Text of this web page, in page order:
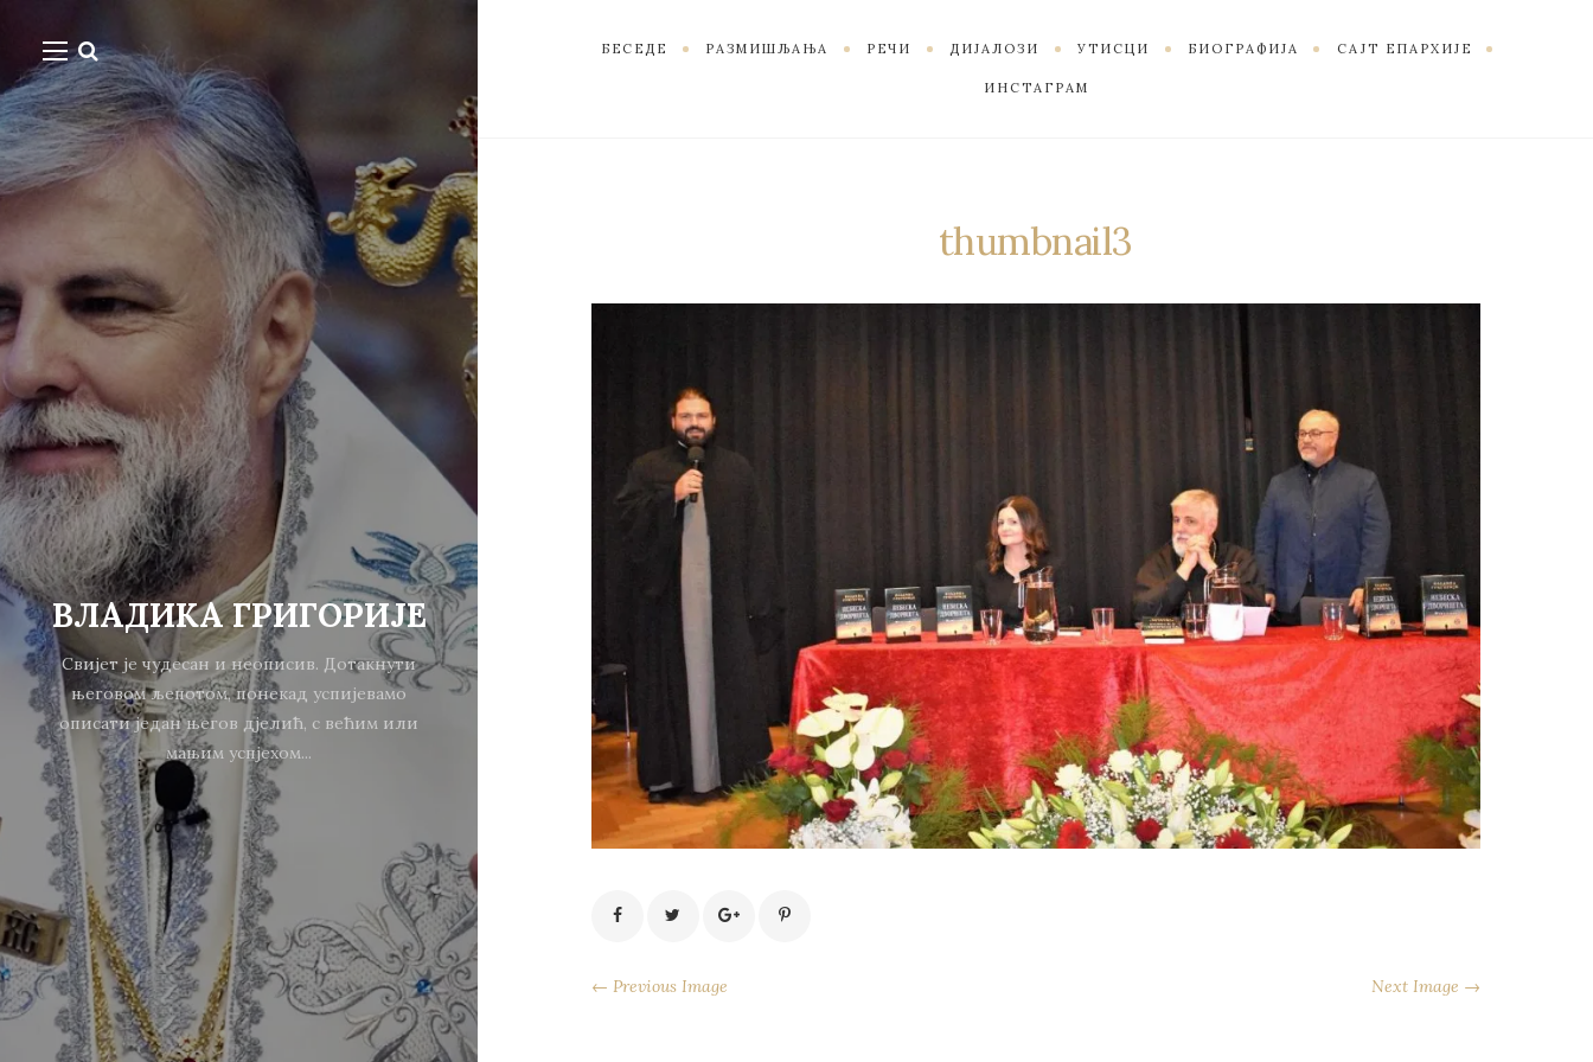
ВЛАДИКА ГРИГОРИЈЕ
Свијет је чудесан и неописив. Дотакнути
његовом љепотом, понекад успијевамо
описати један његов дјелић, с већим или
мањим успјехом...
БЕСЕДЕ РАЗМИШЉАЊА РЕЧИ ДИЈАЛОЗИ УТИСЦИ БИОГРАФИЈА САЈТ ЕПАРХИЈЕ
ИНСТАГРАМ
thumbnail3
← Previous Image Next Image →